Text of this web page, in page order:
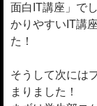
面白IT講座」で
かりやすいIT講
た！
そうして次には
まりました！